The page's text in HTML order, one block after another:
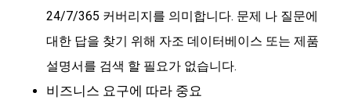
24/7/365 커버리지를 의미합니다. 문제 나 질문에
대한 답을 찾기 위해 자조 데이터베이스 또는 제품
설명서를 검색 할 필요가 없습니다.
비즈니스 요구에 따라 중요